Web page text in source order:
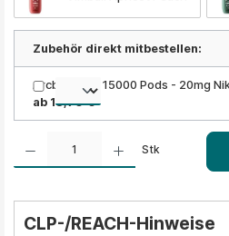
Zubehör direkt mitbestellen:
Arcbear Pro 15000 Pods - 20mg
ab 13,90 €
Produkt Anzahl: Gib den gewünschten Wert
Stk
CLP-/REACH-Hinweise